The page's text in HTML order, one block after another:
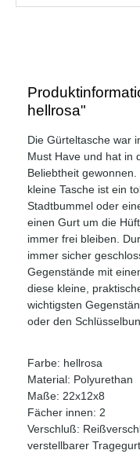
hellrosa"
Die Gürteltasche war
Must Have und hat in
Beliebtheit
kleine Tasche ist ein
Stadtbummel oder
einen Gurt um die
immer frei bleiben.
immer sicher
Gegenstände mit
diese kleine,
wichtigsten
oder den
Farbe: hellrosa
Material: Polyurethan
Maße: 22x12x8
Fächer innen: 2
Verschluß:
verstellbarer Tragegurt